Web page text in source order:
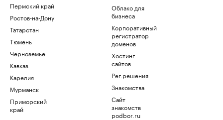
Пермский край
Ростов-на-Дону
Татарстан
Тюмень
Черноземье
Кавказ
Карелия
Мурманск
Приморский
край
Облако для
бизнеса
Корпоративный
регистратор
доменов
Хостинг
сайтов
Рег.решения
Знакомства
Сайт
знакомств
podbor.ru